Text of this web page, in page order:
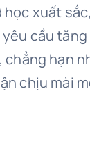
học xuất
cầu
chẳng hạn
chịu mài